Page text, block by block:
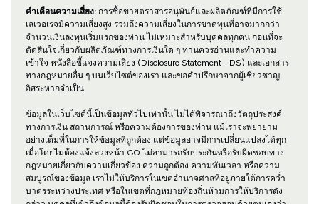
คำเตือนความเสี่ยง:การซื้อขายตราสารอนุพันธ์และผลิตภัณฑ์ที่มีการใช้
เลเวอเรจมีความเสี่ยงสูง รวมถึงความเสี่ยงในการขาดทุนที่อาจมากกว่า
จำนวนเงินลงทุนเริ่มแรกของท่าน ไม่เหมาะสำหรับบุคคลทุกคน ก่อนที่จะ
ตัดสินใจเกี่ยวกับผลิตภัณฑ์ทางการเงินใด ๆ ท่านควรอ่านและทำความ
เข้าใจ หนังสือชี้แจงความเสี่ยง (Disclosure Statement - DS) และเอกสาร
ทางกฎหมายอื่น ๆ บนเว็บไซต์ของเรา และขอคำปรึกษาจากผู้เชี่ยวชาญ
อิสระหากจำเป็น
ข้อมูลในเว็บไซต์นี้เป็นข้อมูลทั่วไปเท่านั้น ไม่ได้พิจารณาถึงวัตถุประสงค์
ทางการเงิน สถานการณ์ หรือความต้องการของท่าน แม้เราจะพยายาม
อย่างเต็มที่ในการให้ข้อมูลที่ถูกต้อง แต่ข้อมูลอาจมีการเปลี่ยนแปลงได้ทุก
เมื่อโดยไม่ต้องแจ้งล่วงหน้า GO ไม่สามารถรับประกันหรือรับผิดชอบทาง
กฎหมายเกี่ยวกับความเกี่ยวข้อง ความถูกต้อง ความทันเวลา หรือความ
สมบูรณ์ของข้อมูล เราไม่ให้บริการในเขตอำนาจศาลที่อยู่ภายใต้การคว่ำ
บาตรระหว่างประเทศ หรือในเขตที่กฎหมายท้องถิ่นห้ามการให้บริการดัง